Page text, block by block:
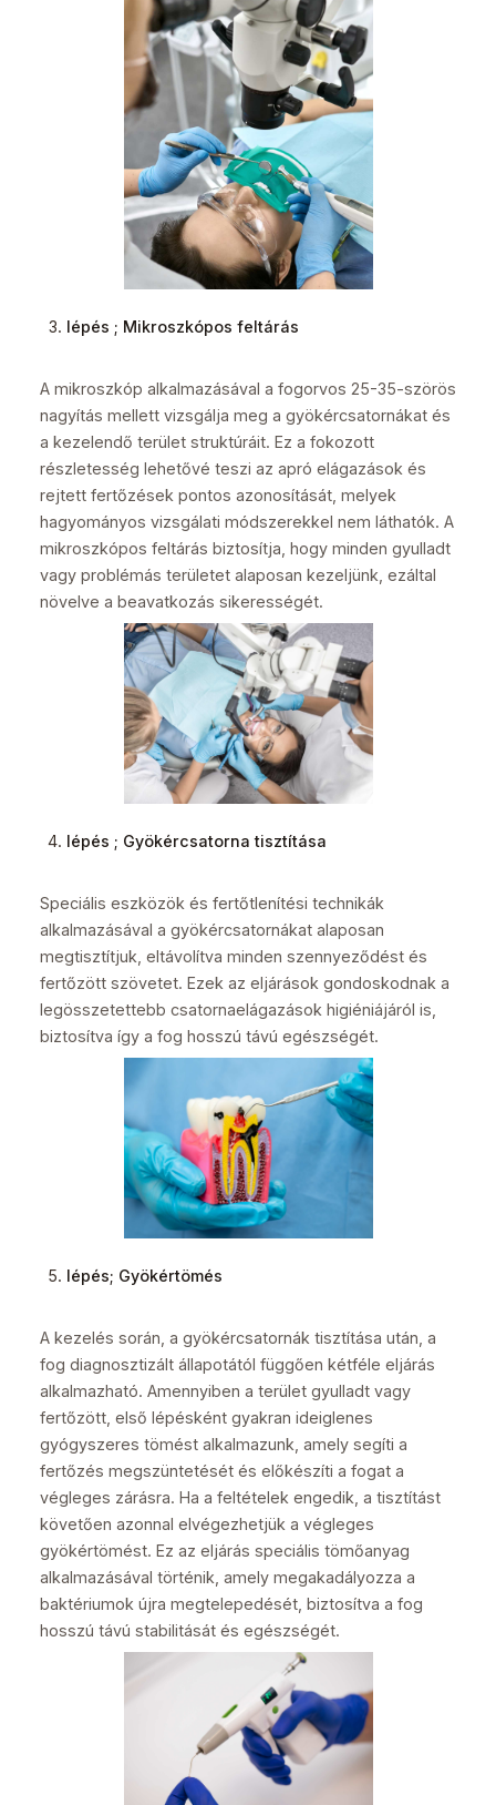
lépés ; Mikroszkópos feltárás
A mikroszkóp alkalmazásával a fogorvos 25-35-szörös
nagyítás mellett vizsgálja meg a gyökércsatornákat és
a kezelendő terület struktúráit. Ez a fokozott
részletesség lehetővé teszi az apró elágazások és
rejtett fertőzések pontos azonosítását, melyek
hagyományos vizsgálati módszerekkel nem láthatók. A
mikroszkópos feltárás biztosítja, hogy minden gyulladt
vagy problémás területet alaposan kezeljünk, ezáltal
növelve a beavatkozás sikerességét.
lépés ; Gyökércsatorna tisztítása
Speciális eszközök és fertőtlenítési technikák
alkalmazásával a gyökércsatornákat alaposan
megtisztítjuk, eltávolítva minden szennyeződést és
fertőzött szövetet. Ezek az eljárások gondoskodnak a
legösszetettebb csatornaelágazások higiéniájáról is,
biztosítva így a fog hosszú távú egészségét.
lépés; Gyökértömés
A kezelés során, a gyökércsatornák tisztítása után, a
fog diagnosztizált állapotától függően kétféle eljárás
alkalmazható. Amennyiben a terület gyulladt vagy
fertőzött, első lépésként gyakran ideiglenes
gyógyszeres tömést alkalmazunk, amely segíti a
fertőzés megszüntetését és előkészíti a fogat a
végleges zárásra. Ha a feltételek engedik, a tisztítást
követően azonnal elvégezhetjük a végleges
gyökértömést. Ez az eljárás speciális tömőanyag
alkalmazásával történik, amely megakadályozza a
baktériumok újra megtelepedését, biztosítva a fog
hosszú távú stabilitását és egészségét.